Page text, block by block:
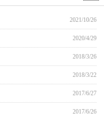
2021/10/26
2020/4/29
2018/3/26
2018/3/22
2017/6/27
2017/6/26